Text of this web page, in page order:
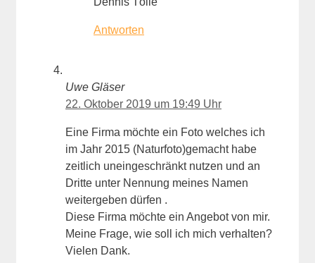
Antworten
Uwe Gläser
22. Oktober 2019 um 19:49 Uhr
Eine Firma möchte ein Foto welches ich
im Jahr 2015 (Naturfoto)gemacht habe
zeitlich uneingeschränkt nutzen und an
Dritte unter Nennung meines Namen
weitergeben dürfen .
Diese Firma möchte ein Angebot von mir.
Meine Frage, wie soll ich mich verhalten?
Vielen Dank.